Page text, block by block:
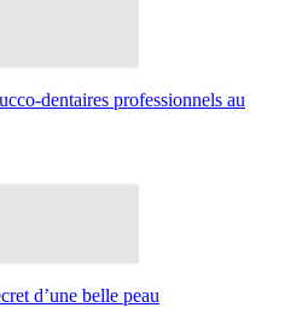
dentaires professionnels au
d’une belle peau